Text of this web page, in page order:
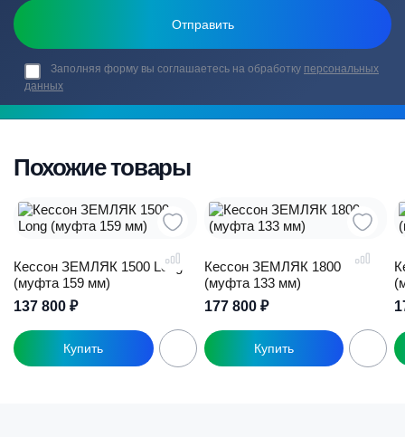
Заполняя форму вы соглашаетесь на обработку персональных
данных
Похожие товары
Кессон ЗЕМЛЯК 1500 Long
(муфта 159 мм)
137 800 ₽
Кессон ЗЕМЛЯК 1800
(муфта 133 мм)
177 800 ₽